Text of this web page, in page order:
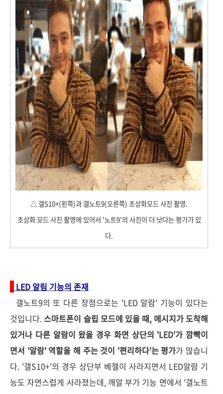
△ 갤S10+(왼쪽)과 갤노트9(오른쪽) 초상화모드 사진 촬영.
초상화 모드 사진 촬영에 있어서 '노트9'의 사진이 더 낫다는 평가가 있
다.
LED 알림 기능의 존재
갤노트9의 또 다른 장점으로는 'LED 알람' 기능이 있다는
것입니다.스마트폰이 슬립 모드에 있을 때, 메시지가 도착해
있거나 다른 알람이 왔을 경우 화면 상단의 'LED'가 깜빡이
면서 '알람' 역할을 해 주는 것이 '편리하다'는 평가가 많습니
다. '갤S10+'의 경우 상단부 베젤이 사라지면서 LED알람 기
능도 자연스럽게 사라졌는데, 깨알 부가 기능 면에서 '갤노트